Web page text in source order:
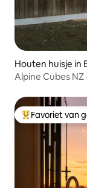
Houten huisje in
Alpine Cubes
Topfavoriet van
Favoriet van